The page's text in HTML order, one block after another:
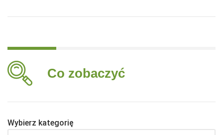
Co zobaczyć
Wybierz kategorię